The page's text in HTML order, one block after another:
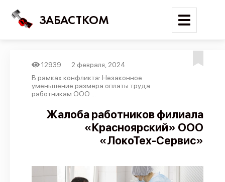
ЗАБАСТКОМ
Войти
Новости
Карта событий
12939
2 февраля, 2024
В рамках конфликта: Незаконное
уменьшение размера оплаты труда
работникам ООО ...
Жалоба работников филиала
«Красноярский» ООО
«ЛокоТех-Сервис»